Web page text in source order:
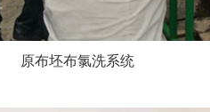
原布坯布氯洗系统